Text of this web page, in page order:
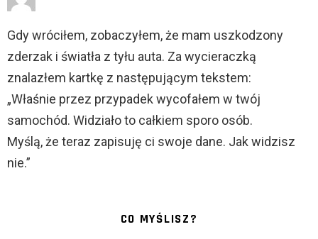
Gdy wróciłem, zobaczyłem, że mam uszkodzony
zderzak i światła z tyłu auta. Za wycieraczką
znalazłem kartkę z następującym tekstem:
„Właśnie przez przypadek wycofałem w twój
samochód. Widziało to całkiem sporo osób.
Myślą, że teraz zapisuję ci swoje dane. Jak widzisz
nie.”
CO MYŚLISZ?